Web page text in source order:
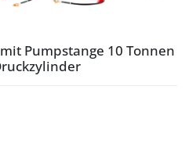
Pumpstange 10 Tonnen